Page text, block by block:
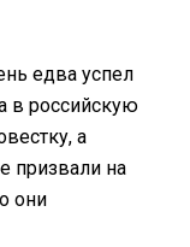
едва успел
в российскую
а
призвали на
они